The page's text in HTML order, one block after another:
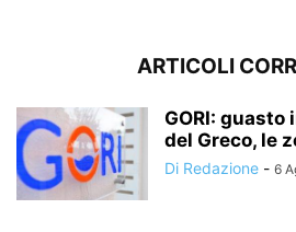
ARTICOLI
GORI: guasto
del Greco, le
Di Redazione - 6